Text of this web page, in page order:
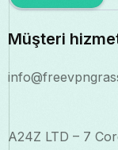
Müşteri
A24Z LTD – 7